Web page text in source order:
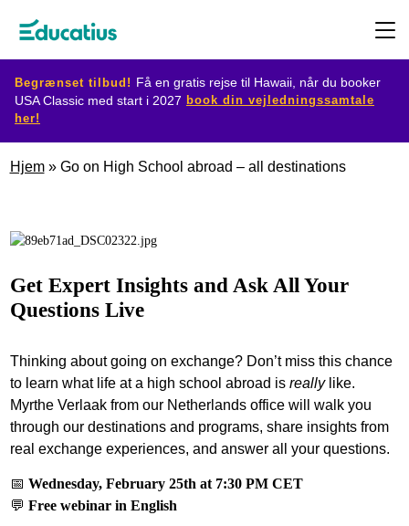
Begrænset tilbud! Få en gratis rejse til Hawaii, når du booker
USA Classic med start i 2027 book din vejledningssamtale
her!
din
udveksling
Bliv
værtsfamilie
Hjem» Go on High School abroad – all destinations
Get Expert Insights and Ask All Your
Questions Live
Thinking about going on exchange? Don’t miss this chance
to learn what life at a high school abroad is reallylike.
Myrthe Verlaak from our Netherlands office will walk you
through our destinations and programs, share insights from
real exchange experiences, and answer all your questions.
📅 Wednesday, February 25th at 7:30 PM CET
💬 Free webinar in English